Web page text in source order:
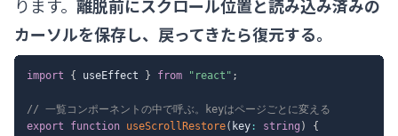
ります。 離脱前にスクロール位置と読み込み済みの
カーソルを保存し、戻ってきたら復元する。
import { useEffect } from "react" ;
// 一覧コンポーネントの中で呼ぶ。keyはページごとに変える
export
function useScrollRestore( key : string )
{